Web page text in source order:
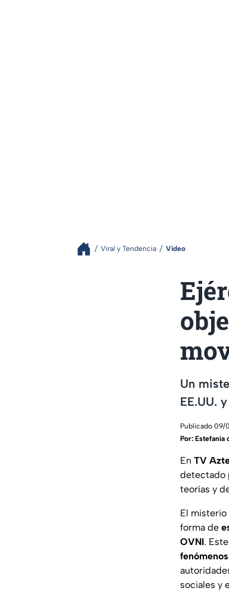
Viral y Tendencia Video
Un
EE.UU.
Publicado 09/
Por: Estefanía
En TV
detectado
teorías y
El misterio
forma de
OVNI.
sociales y